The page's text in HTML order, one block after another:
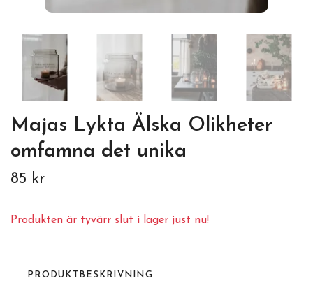
Majas Lykta Älska Olikheter
omfamna det unika
85 kr
Produkten är tyvärr slut i lager just nu!
PRODUKTBESKRIVNING